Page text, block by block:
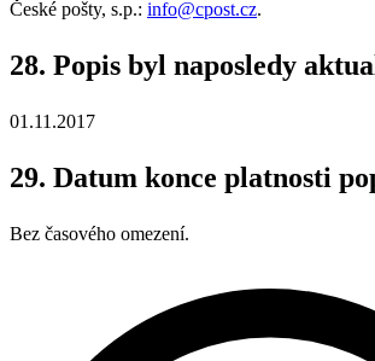
České pošty, s.p.: info@cpost.cz.
28. Popis byl naposledy
01.11.2017
29. Datum konce platnosti
Bez časového omezení.